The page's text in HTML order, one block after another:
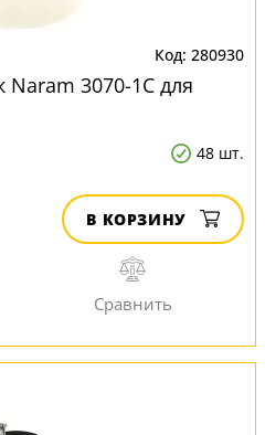
280930
3070-1C для
48 шт.
В КОРЗИНУ